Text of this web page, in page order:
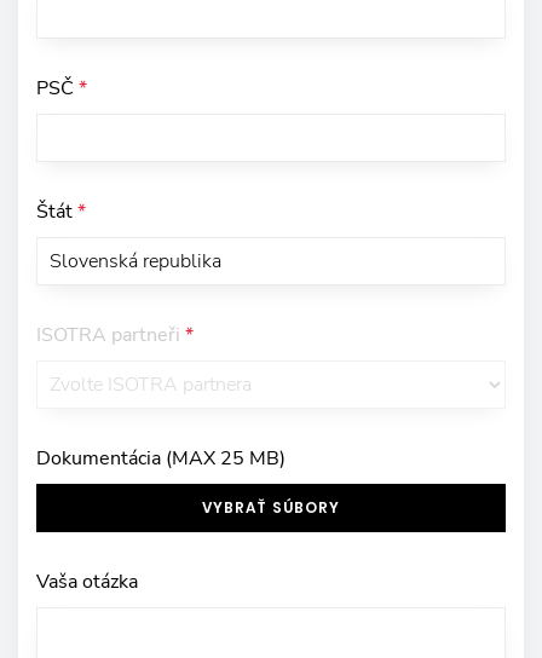
PSČ *
Štát*
ISOTRA partneři *
Dokumentácia (MAX 25 MB)
VYBRAŤ SÚBORY
Vaša otázka